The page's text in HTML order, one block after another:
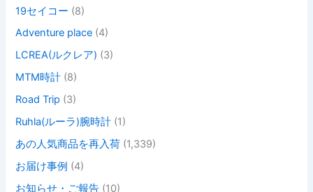
19セイコー (8)
Adventure place (4)
LCREA(ルクレア) (3)
MTM時計 (8)
Road Trip (3)
Ruhla(ルーラ)腕時計 (1)
あの人気商品を再入荷 (1,339)
お届け事例 (4)
お知らせ・ご報告 (10)